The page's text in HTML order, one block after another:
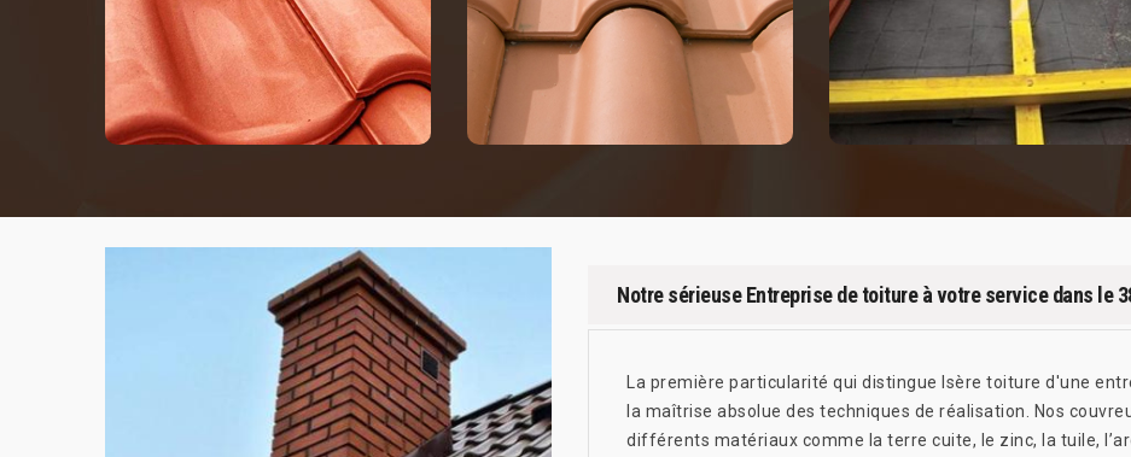
Notre sérieuse Entreprise de toiture à votre service dans le
La première particularité qui distingue Isère toiture d'une
la maîtrise absolue des techniques de réalisation. Nos
différents matériaux comme la terre cuite, le zinc, la tuile,